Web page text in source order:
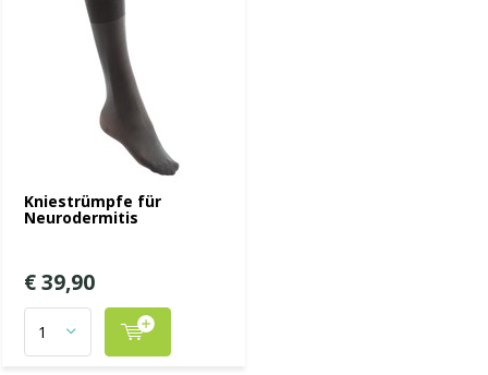
Kniestrümpfe für
Neurodermitis
€ 39,90